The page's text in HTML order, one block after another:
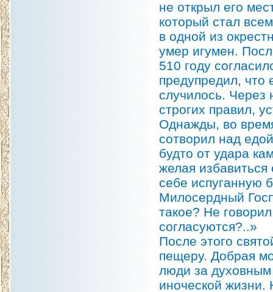
не открыл его
который стал
в одной из
умер игумен.
510 году
предупредил, что
случилось. Через
строгих правил,
Однажды, во
сотворил над
будто от удара
желая
себе испуганную
Милосердный
такое? Не
согласуются?..»
После этого
пещеру. Добрая
люди за
иноческой жизни.